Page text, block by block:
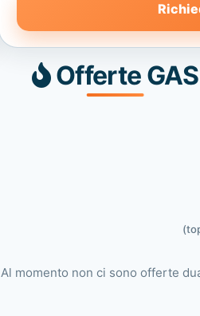
Offerte GAS
Al momento non ci sono offerte